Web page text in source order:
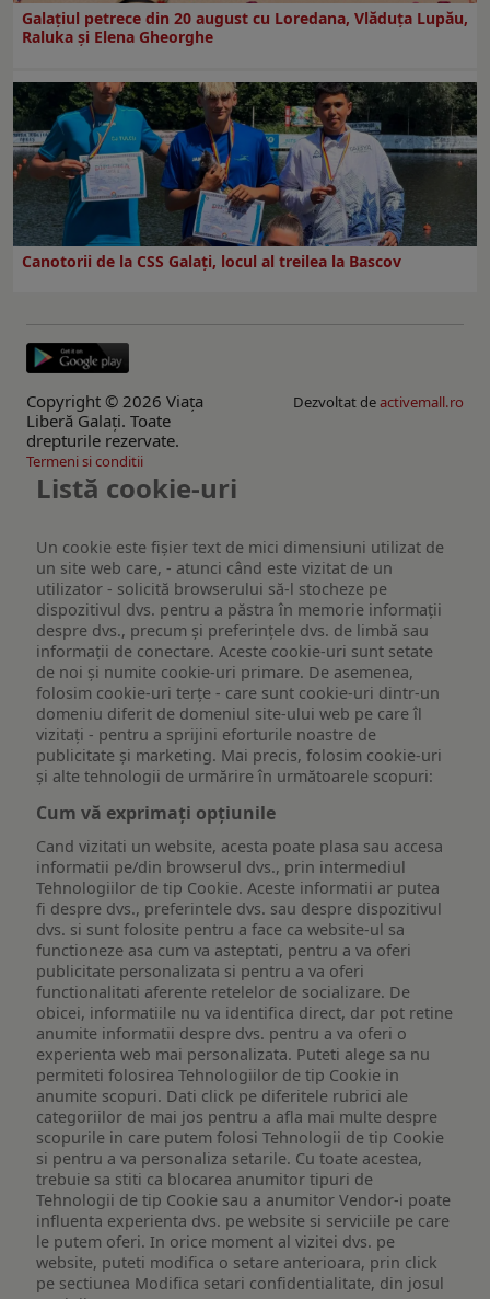
Galaţiul petrece din 20 august cu Loredana, Vlăduța Lupău,
Raluka și Elena Gheorghe
Canotorii de la CSS Galați, locul al treilea la Bascov
Copyright © 2026 Viaţa
Liberă Galaţi. Toate
drepturile rezervate.
Dezvoltat deactivemall.ro
Termeni si conditii
Listă cookie-uri
Un cookie este fişier text de mici dimensiuni utilizat de
un site web care, - atunci când este vizitat de un
utilizator - solicită browserului să-l stocheze pe
dispozitivul dvs. pentru a păstra în memorie informații
despre dvs., precum și preferințele dvs. de limbă sau
informații de conectare. Aceste cookie-uri sunt setate
de noi și numite cookie-uri primare. De asemenea,
folosim cookie-uri terțe - care sunt cookie-uri dintr-un
domeniu diferit de domeniul site-ului web pe care îl
vizitați - pentru a sprijini eforturile noastre de
publicitate și marketing. Mai precis, folosim cookie-uri
și alte tehnologii de urmărire în următoarele scopuri:
Cum vă exprimați opțiunile
Cand vizitati un website, acesta poate plasa sau accesa
informatii pe/din browserul dvs., prin intermediul
Tehnologiilor de tip Cookie. Aceste informatii ar putea
fi despre dvs., preferintele dvs. sau despre dispozitivul
dvs. si sunt folosite pentru a face ca website-ul sa
functioneze asa cum va asteptati, pentru a va oferi
publicitate personalizata si pentru a va oferi
functionalitati aferente retelelor de socializare. De
obicei, informatiile nu va identifica direct, dar pot retine
anumite informatii despre dvs. pentru a va oferi o
experienta web mai personalizata. Puteti alege sa nu
permiteti folosirea Tehnologiilor de tip Cookie in
anumite scopuri. Dati click pe diferitele rubrici ale
categoriilor de mai jos pentru a afla mai multe despre
scopurile in care putem folosi Tehnologii de tip Cookie
si pentru a va personaliza setarile. Cu toate acestea,
trebuie sa stiti ca blocarea anumitor tipuri de
Tehnologii de tip Cookie sau a anumitor Vendor-i poate
influenta experienta dvs. pe website si serviciile pe care
le putem oferi. In orice moment al vizitei dvs. pe
website, puteti modifica o setare anterioara, prin click
pe sectiunea Modifica setari confidentialitate, din josul